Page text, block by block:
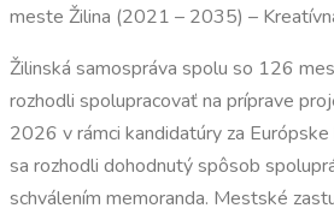
meste Žilina (2021 – 2035) –
Žilinská samospráva spolu so 126
rozhodli spolupracovať na príprave
2026 v rámci kandidatúry za
sa rozhodli dohodnutý spôsob
schválením memoranda. Mestské